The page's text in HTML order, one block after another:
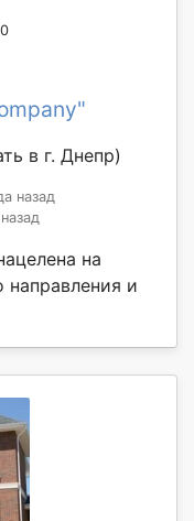
в г. Днепр)
назад
на
и